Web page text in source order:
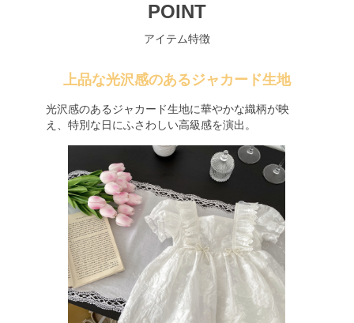
POINT
アイテム特徴
上品な光沢感のあるジャカード生地
光沢感のあるジャカード生地に華やかな織柄が映
え、特別な日にふさわしい高級感を演出。